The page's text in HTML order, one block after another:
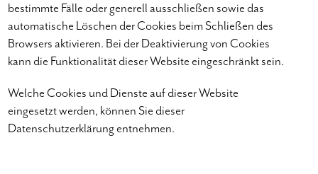
bestimmte Fälle oder generell ausschließen sowie das
automatische Löschen der Cookies beim Schließen des
Browsers aktivieren. Bei der Deaktivierung von Cookies
kann die Funktionalität dieser Website eingeschränkt sein.
Welche Cookies und Dienste auf dieser Website
eingesetzt werden, können Sie dieser
Datenschutzerklärung entnehmen.